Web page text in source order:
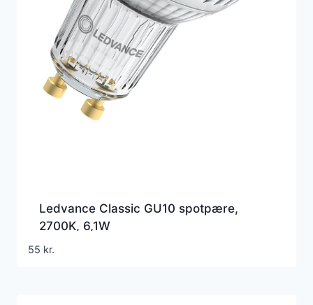
Ledvance Classic GU10 spotpære,
2700K, 6,1W
55 kr.